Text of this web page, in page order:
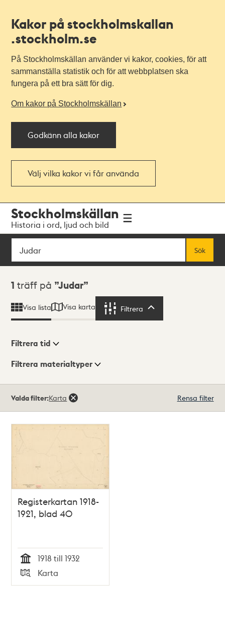
Kakor på stockholmskallan
.stockholm.se
På Stockholmskällan använder vi kakor, cookies, för att
sammanställa statistik och för att webbplatsen ska
fungera på ett bra sätt för dig.
Om kakor på Stockholmskällan
Godkänn alla kakor
Välj vilka kakor vi får använda
navigationen
huvudinnehållet
Stockholmskällan
Historia i ord, ljud och bild
Sök
Sök
Sökresultat
1 träff på Judar
Visa lista Visa karta Filtrera
Visningsläge
Filtrera tid
Filtrera materialtyper
träffar
Valda filter:Karta Rensa filter
Registerkartan 1918-
1921, blad 40
Tid
1918 till 1932
Typ
Karta